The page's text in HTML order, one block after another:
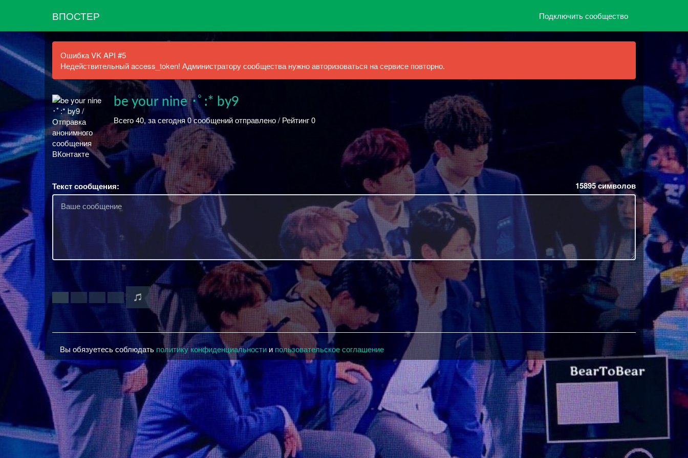
ВПОСТЕР Подключить сообщество
Ошибка VK API #5
Недействительный access_token! Администратору сообщества нужно авторизоваться на сервисе повторно.
be your nine ･ﾟ:* by9
Всего 40, за сегодня 0 сообщений отправлено / Рейтинг 0
Текст сообщения: 15895символов
Вы обязуетесь соблюдать политику конфиденциальности и пользовательское соглашение